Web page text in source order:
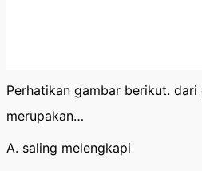
Perhatikan gambar berikut.
merupakan…
A. saling melengkapi